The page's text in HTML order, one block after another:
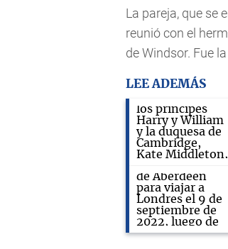
La pareja, que se
reunió con el
de Windsor. Fue
LEE ADEMÁS